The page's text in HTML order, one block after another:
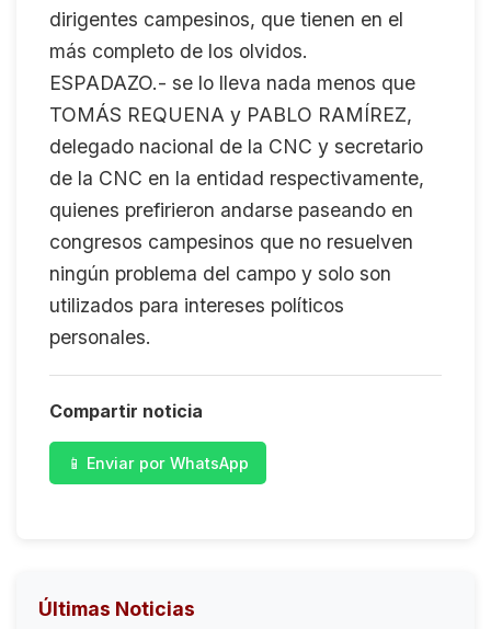
dirigentes campesinos, que tienen en el
más completo de los olvidos.
ESPADAZO.- se lo lleva nada menos que
TOMÁS REQUENA y PABLO RAMÍREZ,
delegado nacional de la CNC y secretario
de la CNC en la entidad respectivamente,
quienes prefirieron andarse paseando en
congresos campesinos que no resuelven
ningún problema del campo y solo son
utilizados para intereses políticos
personales.
Compartir noticia
📱 Enviar por WhatsApp
Últimas Noticias